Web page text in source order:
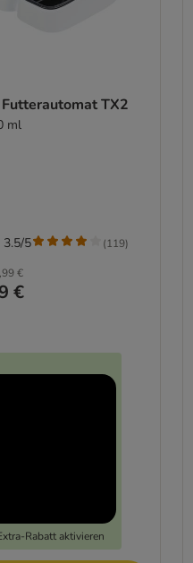
TX2
ml
€
€
Rabatt aktivieren
3.5/5 (119)